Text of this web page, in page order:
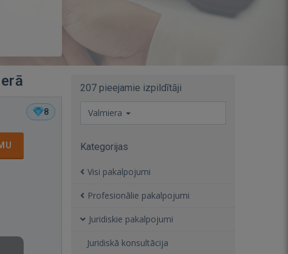
8
207 pieejamie izpildītāji
Valmiera
Kategorijas
Visi pakalpojumi
Profesionālie pakalpojumi
Juridiskie pakalpojumi
Juridiskā konsultācija